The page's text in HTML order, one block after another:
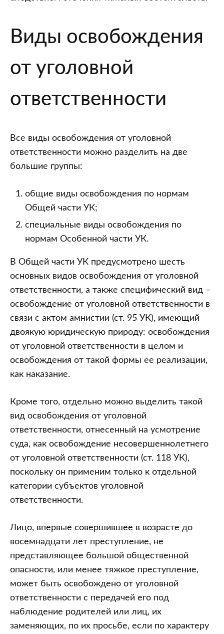
Виды освобождения
от уголовной
ответственности
Все виды освобождения от уголовной
ответственности можно разделить на две
большие группы:
общие виды освобождения по нормам
Общей части УК;
специальные виды освобождения по
нормам Особенной части УК.
В Общей части УК предусмотрено шесть
основных видов освобождения от уголовной
ответственности, а также специфический вид –
освобождение от уголовной ответственности в
связи с актом амнистии (ст. 95 УК), имеющий
двоякую юридическую природу: освобождения
от уголовной ответственности в целом и
освобождения от такой формы ее реализации,
как наказание.
Кроме того, отдельно можно выделить такой
вид освобождения от уголовной
ответственности, отнесенный на усмотрение
суда, как освобождение несовершеннолетнего
от уголовной ответственности (ст. 118 УК),
поскольку он применим только к отдельной
категории субъектов уголовной
ответственности.
Лицо, впервые совершившее в возрасте до
восемнадцати лет преступление, не
представляющее большой общественной
опасности, или менее тяжкое преступление,
может быть освобождено от уголовной
ответственности с передачей его под
наблюдение родителей или лиц, их
заменяющих, по их просьбе, если по характеру